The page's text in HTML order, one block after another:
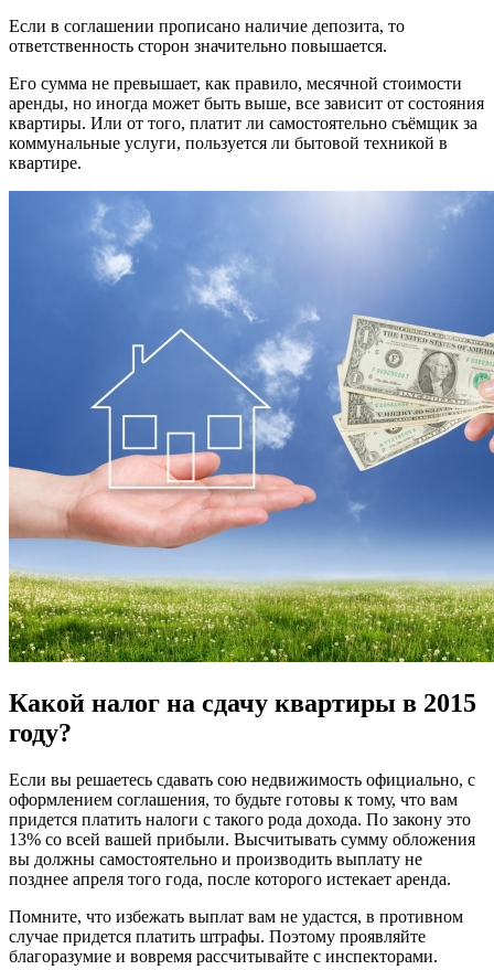
Если в соглашении прописано наличие депозита, то
ответственность сторон значительно повышается.
Его сумма не превышает, как правило, месячной стоимости
аренды, но иногда может быть выше, все зависит от состояния
квартиры. Или от того, платит ли самостоятельно съёмщик за
коммунальные услуги, пользуется ли бытовой техникой в
квартире.
Какой налог на сдачу квартиры в 2015
году?
Если вы решаетесь сдавать сою недвижимость официально, с
оформлением соглашения, то будьте готовы к тому, что вам
придется платить налоги с такого рода дохода. По закону это
13% со всей вашей прибыли. Высчитывать сумму обложения
вы должны самостоятельно и производить выплату не
позднее апреля того года, после которого истекает аренда.
Помните, что избежать выплат вам не удастся, в противном
случае придется платить штрафы. Поэтому проявляйте
благоразумие и вовремя рассчитывайте с инспекторами.